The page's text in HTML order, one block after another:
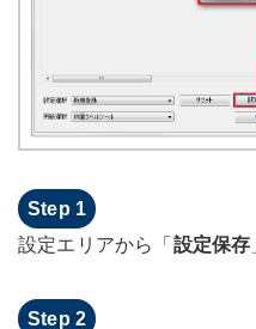
設定エリアから「 設定保存